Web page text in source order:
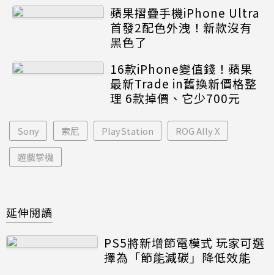
蘋果摺疊手機iPhone Ultra
首發2配色外洩！新款沒有
黑色了
16款iPhone變值錢！蘋果
最新Trade in舊換新價格整
理 6款掉價、它少700元
Sony 索尼 PlayStation ROG Ally X
遊戲掌機
延伸閱讀
PS5將新增節電模式 玩家可選
擇為「節能減碳」降低效能